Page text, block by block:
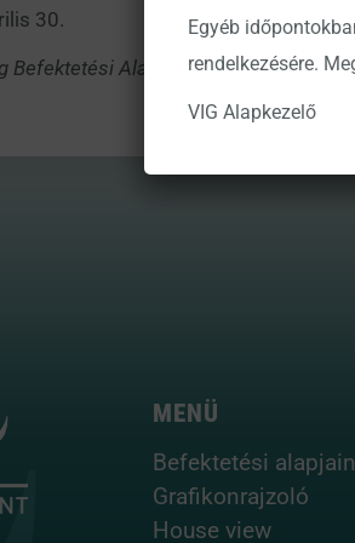
30.
Befektetési Alapkezelő Zrt.
Egyéb
rendelkezésére.
VIG Alapkezelő
MENÜ
Befektetési
Grafikonrajzoló
House view